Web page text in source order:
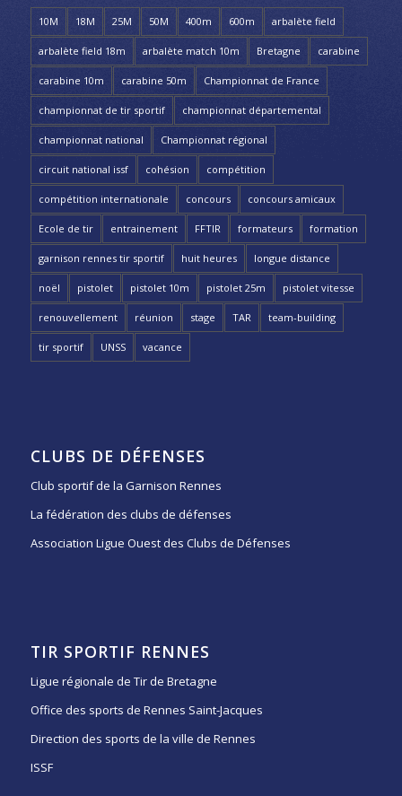
10M 18M 25M 50M 400m 600m arbalète field
arbalète field 18m arbalète match 10m Bretagne carabine
carabine 10m carabine 50m Championnat de France
championnat de tir sportif championnat départemental
championnat national Championnat régional
circuit national issf cohésion compétition
compétition internationale concours concours amicaux
Ecole de tir entrainement FFTIR formateurs formation
garnison rennes tir sportif huit heures longue distance
noël pistolet pistolet 10m pistolet 25m pistolet vitesse
renouvellement réunion stage TAR team-building
tir sportif UNSS vacance
CLUBS DE DÉFENSES
Club sportif de la Garnison Rennes
La fédération des clubs de défenses
Association Ligue Ouest des Clubs de Défenses
TIR SPORTIF RENNES
Ligue régionale de Tir de Bretagne
Office des sports de Rennes Saint-Jacques
Direction des sports de la ville de Rennes
ISSF